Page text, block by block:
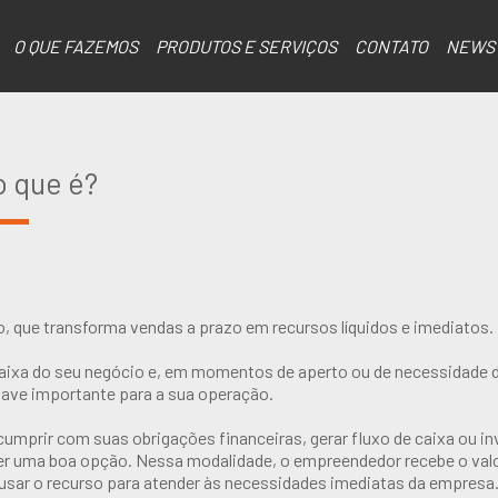
O QUE FAZEMOS PRODUTOS E SERVIÇOS CONTATO NEWS
é?
que transforma vendas a prazo em recursos líquidos e imediatos.
do seu negócio e, em momentos de aperto ou de necessidade
importante para a sua operação.
com suas obrigações financeiras, gerar fluxo de caixa ou
boa opção. Nessa modalidade, o empreendedor recebe o
o recurso para atender às necessidades imediatas da empresa.